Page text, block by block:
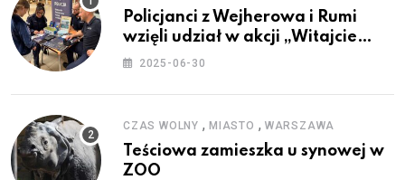
Policjanci z Wejherowa i Rumi
wzięli udział w akcji „Witajcie
Wakacje”
2025-06-30
CZAS WOLNY , MIASTO , WARSZAWA
Teściowa zamieszka u synowej w
ZOO